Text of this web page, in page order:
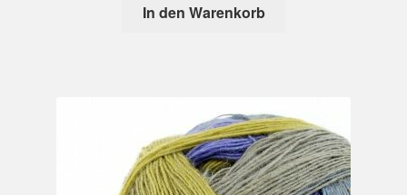
In den Warenkorb